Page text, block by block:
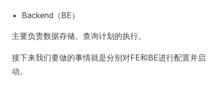
Backend（BE）
主要负责数据存储、查询计划的执行。
接下来我们要做的事情就是分别对FE和BE进行配置并启
动。